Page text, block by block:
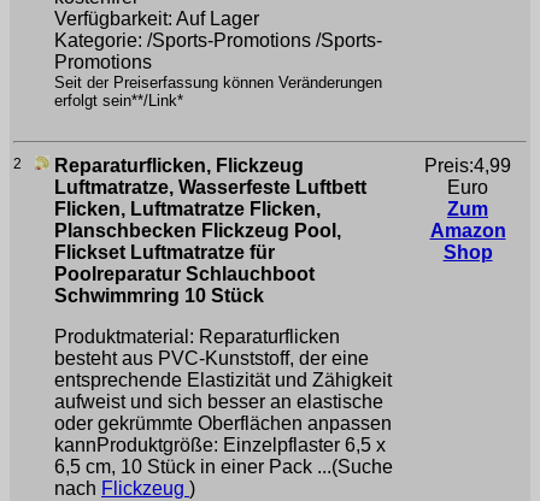
Verfügbarkeit: Auf Lager
Kategorie: /Sports-Promotions /Sports-
Promotions
Seit der Preiserfassung können Veränderungen
erfolgt sein**/Link*
2
Reparaturflicken, Flickzeug
Luftmatratze, Wasserfeste Luftbett
Flicken, Luftmatratze Flicken,
Planschbecken Flickzeug Pool,
Flickset Luftmatratze für
Poolreparatur Schlauchboot
Schwimmring 10 Stück
Produktmaterial: Reparaturflicken
besteht aus PVC-Kunststoff, der eine
entsprechende Elastizität und Zähigkeit
aufweist und sich besser an elastische
oder gekrümmte Oberflächen anpassen
kannProduktgröße: Einzelpflaster 6,5 x
6,5 cm, 10 Stück in einer Pack ...(Suche
nach Flickzeug )
Preis:4,99
Euro
Zum
Amazon
Shop